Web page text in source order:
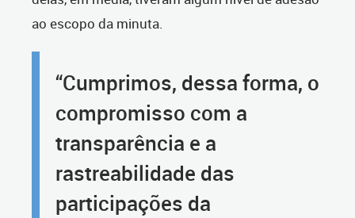
ao escopo da minuta.
“Cumprimos, dessa forma, o
compromisso com a
transparência e a
rastreabilidade das
participações da